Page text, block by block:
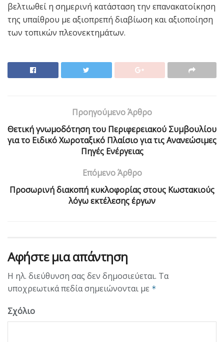
βελτιωθεί η σημερινή κατάσταση την επανακατοίκηση
της υπαίθρου με αξιοπρεπή διαβίωση και αξιοποίηση
των τοπικών πλεονεκτημάτων.
Προηγούμενο Άρθρο
Θετική γνωμοδότηση του Περιφερειακού Συμβουλίου
για το Ειδικό Χωροταξικό Πλαίσιο για τις Ανανεώσιμες
Πηγές Ενέργειας
Επόμενο Άρθρο
Προσωρινή διακοπή κυκλοφορίας στους Κωστακιούς
λόγω εκτέλεσης έργων
Αφήστε μια απάντηση
Η ηλ. διεύθυνση σας δεν δημοσιεύεται. Τα
υποχρεωτικά πεδία σημειώνονται με *
Σχόλιο